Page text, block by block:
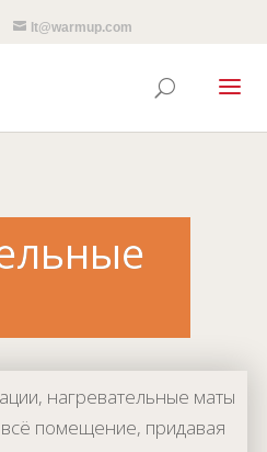
lt@warmup.com
нагревательные маты
помещение, придавая